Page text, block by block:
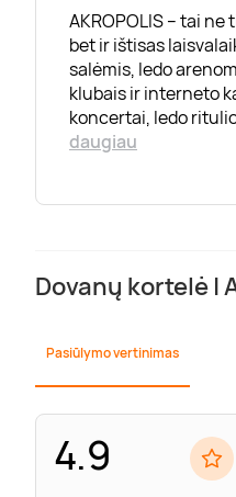
AKROPOLIS – tai
bet ir ištisas
salėmis, ledo
klubais ir interneto
koncertai, ledo
daugiau
Dovanų kortelė |
Pasiūlymo vertinimas
4.9